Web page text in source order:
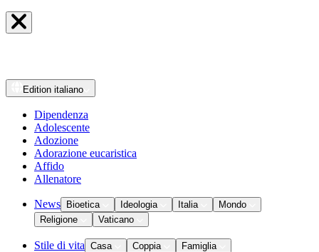
Edition italiano
Dipendenza
Adolescente
Adozione
Adorazione eucaristica
Affido
Allenatore
News Bioetica Ideologia Italia
Mondo
Religione
Vaticano
Stile di vita Casa Coppia
Famiglia